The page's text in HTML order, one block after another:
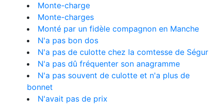
Monte-charge
Monte-charges
Monté par un fidèle compagnon en Manche
N'a pas bon dos
N'a pas de culotte chez la comtesse de Ségur
N'a pas dû fréquenter son anagramme
N'a pas souvent de culotte et n'a plus de
bonnet
N'avait pas de prix